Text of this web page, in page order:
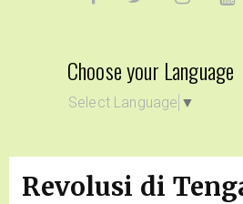
Choose your Language
Select Language ▼
Revolusi di